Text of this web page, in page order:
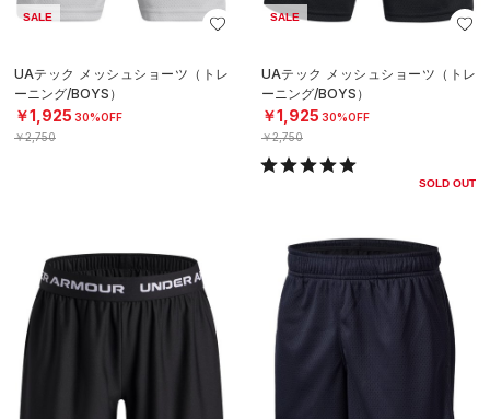
SALE
UAテック メッシュショーツ（トレ
ーニング/BOYS）
￥1,925 30%OFF
￥2,750
SALE
UAテック メッシュショーツ（トレ
ーニング/BOYS）
￥1,925 30%OFF
￥2,750
SOLD OUT